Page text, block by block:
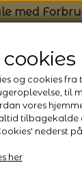
med
har
åben og
og cookies fra
til
vores
tilbagekalde
nederst på
her